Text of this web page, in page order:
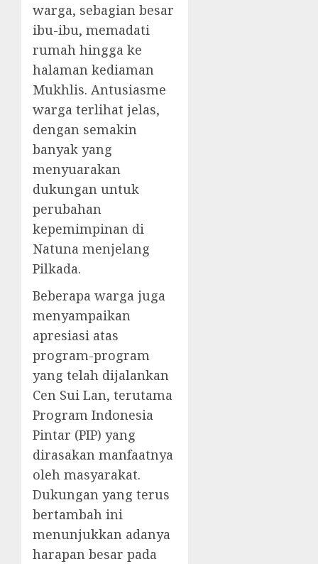
warga, sebagian besar
ibu-ibu, memadati
rumah hingga ke
halaman kediaman
Mukhlis. Antusiasme
warga terlihat jelas,
dengan semakin
banyak yang
menyuarakan
dukungan untuk
perubahan
kepemimpinan di
Natuna menjelang
Pilkada.
Beberapa warga juga
menyampaikan
apresiasi atas
program-program
yang telah dijalankan
Cen Sui Lan, terutama
Program Indonesia
Pintar (PIP) yang
dirasakan manfaatnya
oleh masyarakat.
Dukungan yang terus
bertambah ini
menunjukkan adanya
harapan besar pada